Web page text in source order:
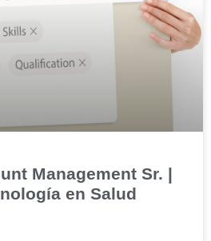
Management Sr. |
en Salud